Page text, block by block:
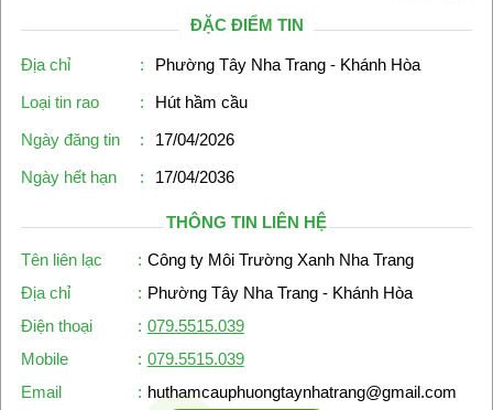
ĐẶC ĐIỂM TIN
Địa chỉ :
Phường Tây Nha Trang - Khánh Hòa
Loại tin rao
:
Hút hầm cầu
Ngày đăng tin
:
17/04/2026
Ngày hết hạn
: 17/04/2036
THÔNG TIN LIÊN HỆ
Tên liên lạc
: Công ty Môi Trường Xanh Nha Trang
Địa chỉ
: Phường Tây Nha Trang - Khánh Hòa
Điện thoại
: 079.5515.039
Mobile
: 079.5515.039
Email
: huthamcauphuongtaynhatrang@gmail.com